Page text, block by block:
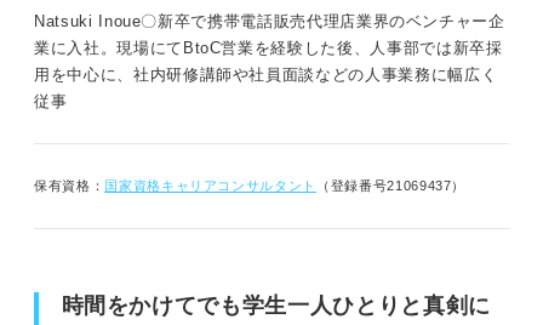
Natsuki Inoue〇新卒で携帯電話販売代理店業界のベンチャー企
業に入社。現場にてBtoC営業を経験した後、人事部では新卒採
用を中心に、社内研修講師や社員面談などの人事業務に幅広く
従事
保有資格： 国家資格キャリアコンサルタント （登録番号21069437）
時間をかけてでも学生一人ひとりと真剣に